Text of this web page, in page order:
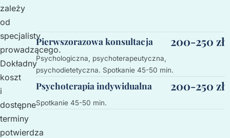
zależy
od
specjalisty
prowadzącego.
Dokładny
koszt
i
dostępne
terminy
potwierdza
Pierwszorazowa konsultacja 200-250 zł
Psychologiczna, psychoterapeutyczna,
psychodietetyczna. Spotkanie 45-50 min.
Psychoterapia indywidualna 200-250 zł
Spotkanie 45-50 min.